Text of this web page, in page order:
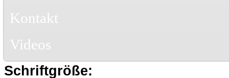
Kontakt
Videos
Schriftgröße: